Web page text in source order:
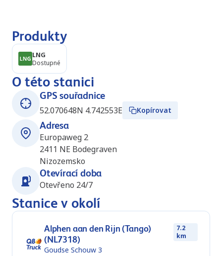
Produkty
LNG
Dostupné
O této stanici
GPS souřadnice
52.070648N 4.742553E
Kopírovat
Adresa
Europaweg 2
2411 NE Bodegraven
Nizozemsko
Otevírací doba
Otevřeno 24/7
Stanice v okolí
Alphen aan den Rijn (Tango)
(NL7318)
7.2
km
Goudse Schouw 3